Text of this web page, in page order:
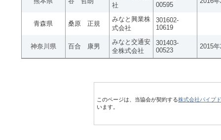
社
00595
青森県 桑原 正規
みなと興業株
式会社
301602-
10619
神奈川県 百合 康男
みなと交通安
全株式会社
301403-
00523
2015
このページは、当協会が契約する株式会社パイプ
います。